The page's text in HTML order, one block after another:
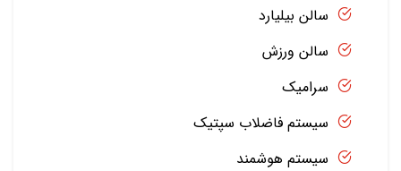
سالن بیلیارد
سالن ورزش
سرامیک
سیستم فاضلاب سپتیک
سیستم هوشمند